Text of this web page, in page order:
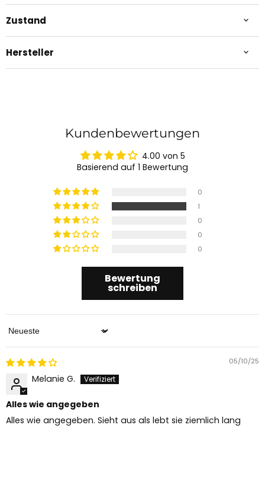
Zustand
Hersteller
Kundenbewertungen
4.00 von 5
Basierend auf 1 Bewertung
0
1
0
0
0
Bewertung
schreiben
Sort by
05/10/25
Melanie G.
Alles wie angegeben
Alles wie angegeben. Sieht aus als lebt sie ziemlich lang